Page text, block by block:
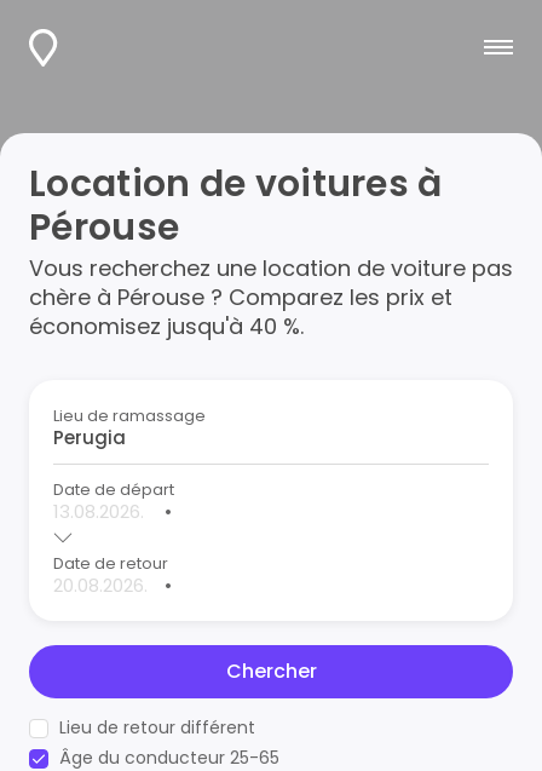
Location de voitures à
Pérouse
Vous recherchez une location de voiture pas
chère à Pérouse ? Comparez les prix et
économisez jusqu'à 40 %.
Lieu de ramassage
Date de départ
•
Date de retour
•
Chercher
Lieu de retour différent
Âge du conducteur 25-65